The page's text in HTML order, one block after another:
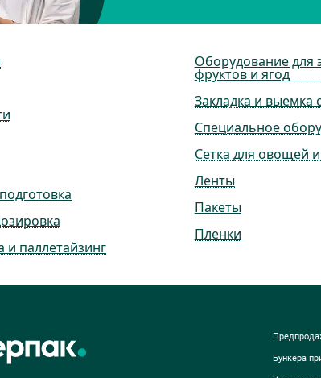
и паллетайзинг
Оборудование для
фруктов и ягод
Закладка и выемка
Специальное
Сетка для овощей
Ленты
Пакеты
Пленки
Бункера